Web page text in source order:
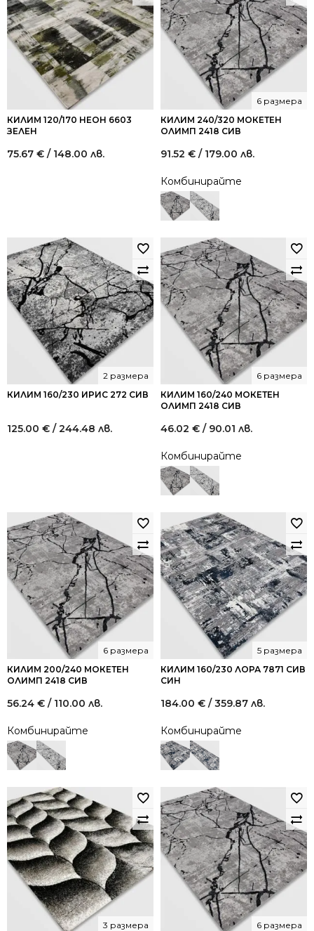
КИЛИМ 120/170 НЕОН 6603
ЗЕЛЕН
75.67 € / 148.00 лв.
КИЛИМ 240/320 МОКЕТЕН
ОЛИМП 2418 СИВ
6 размера
91.52 € / 179.00 лв.
Комбинирайте
КИЛИМ 160/230 ИРИС 272 СИВ
2 размера
125.00 € / 244.48 лв.
КИЛИМ 160/240 МОКЕТЕН
ОЛИМП 2418 СИВ
6 размера
46.02 € / 90.01 лв.
Комбинирайте
КИЛИМ 200/240 МОКЕТЕН
ОЛИМП 2418 СИВ
6 размера
56.24 € / 110.00 лв.
Комбинирайте
КИЛИМ 160/230 ЛОРА 7871 СИВ
СИН
5 размера
184.00 € / 359.87 лв.
Комбинирайте
3 размера 6 размера